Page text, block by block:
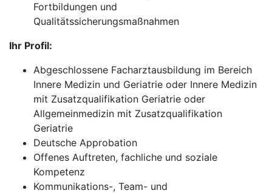
Fortbildungen und
Qualitätssicherungsmaßnahmen
Ihr Profil:
Abgeschlossene Facharztausbildung im Bereich
Innere Medizin und Geriatrie oder Innere Medizin
mit Zusatzqualifikation Geriatrie oder
Allgemeinmedizin mit Zusatzqualifikation
Geriatrie
Deutsche Approbation
Offenes Auftreten, fachliche und soziale
Kompetenz
Kommunikations-, Team- und